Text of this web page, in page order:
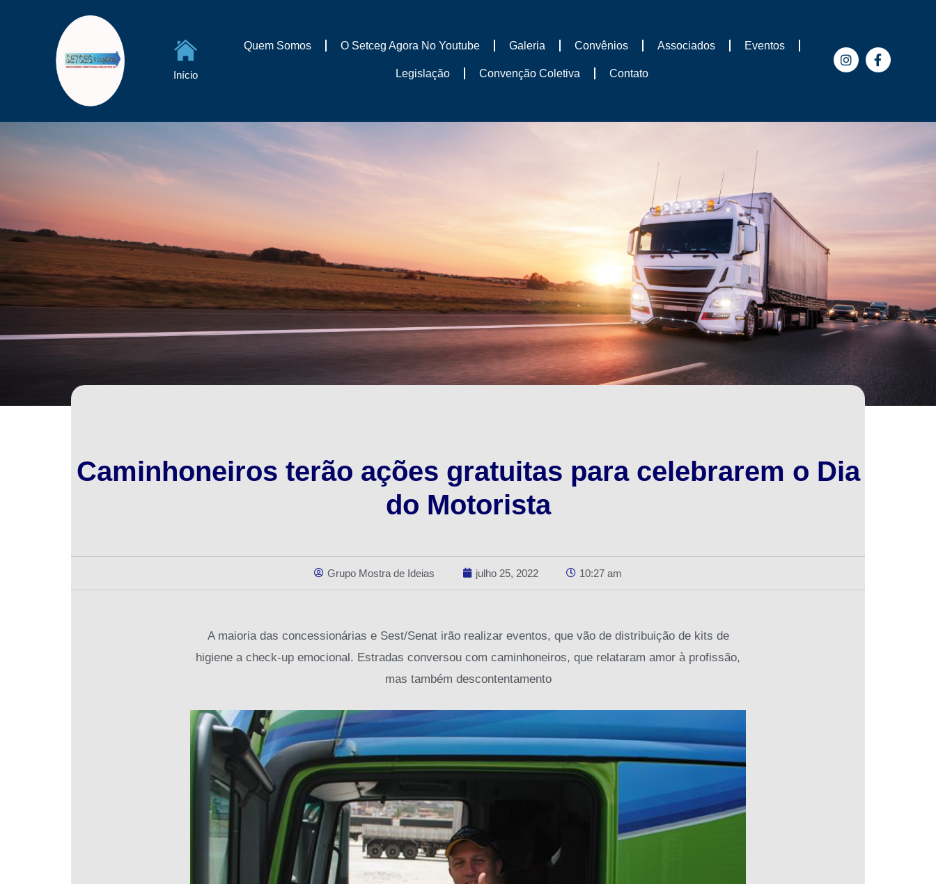
Início
Quem Somos O Setceg Agora No Youtube Galeria Convênios Associados Eventos
Legislação Convenção Coletiva Contato
Caminhoneiros terão ações gratuitas para celebrarem o Dia
do Motorista
Grupo Mostra de Ideias julho 25, 2022 10:27 am
A maioria das concessionárias e Sest/Senat irão realizar eventos, que vão de distribuição de kits de
higiene a check-up emocional. Estradas conversou com caminhoneiros, que relataram amor à profissão,
mas também descontentamento